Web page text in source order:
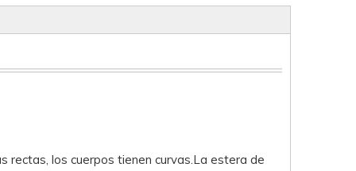
rectas, los cuerpos tienen curvas.La estera de